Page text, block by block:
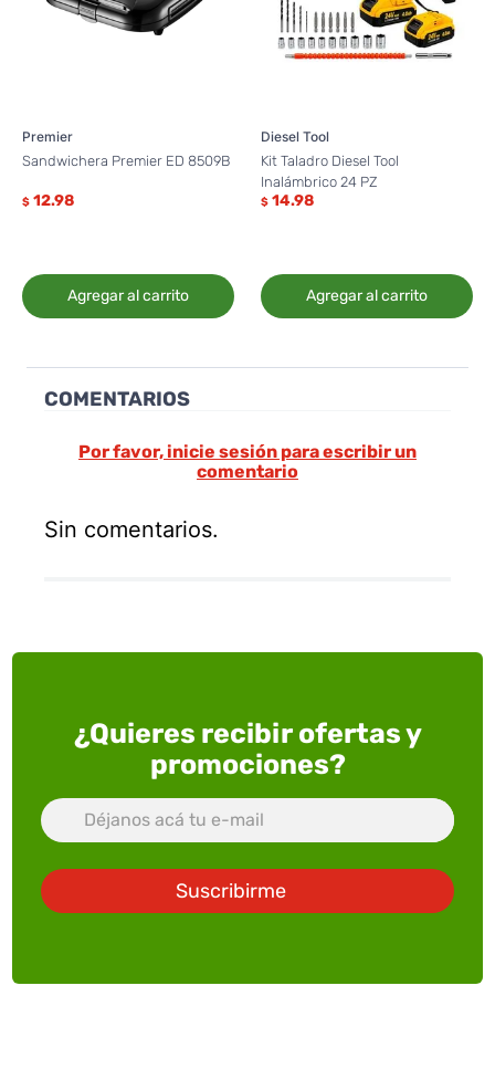
Premier
Sandwichera Premier ED 8509B
$ 12.98
Agregar al carrito
Diesel Tool
Kit Taladro Diesel Tool
Inalámbrico 24 PZ
$ 14.98
Agregar al carrito
COMENTARIOS
Por favor, inicie sesión para escribir un
comentario
Sin comentarios.
¿Quieres recibir ofertas y
promociones?
Suscribirme